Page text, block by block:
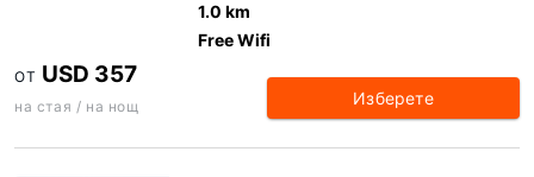
1.0 km
Free Wifi
ОТ USD 357
на стая / на нощ Изберете